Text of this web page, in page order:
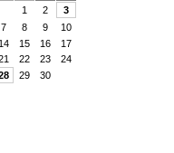
1
2
3
7 8 9
10
14 15 16
17
22 23
24
29
30